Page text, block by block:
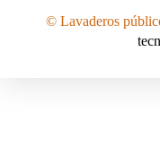
© Lavaderos